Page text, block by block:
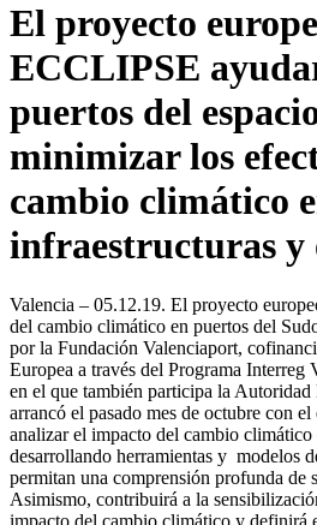
El proyecto
ECCLIPSE
puertos del
minimizar los
cambio climático
infraestructuras y
Valencia – 05.12.19. El proyecto
del cambio climático en puertos del
por la Fundación Valenciaport,
Europea a través del Programa
en el que también participa la Autoridad
arrancó el pasado mes de octubre con
analizar el impacto del cambio climático
desarrollando herramientas y modelos
permitan una comprensión profunda de
Asimismo, contribuirá a la
impacto del cambio climático y definirá